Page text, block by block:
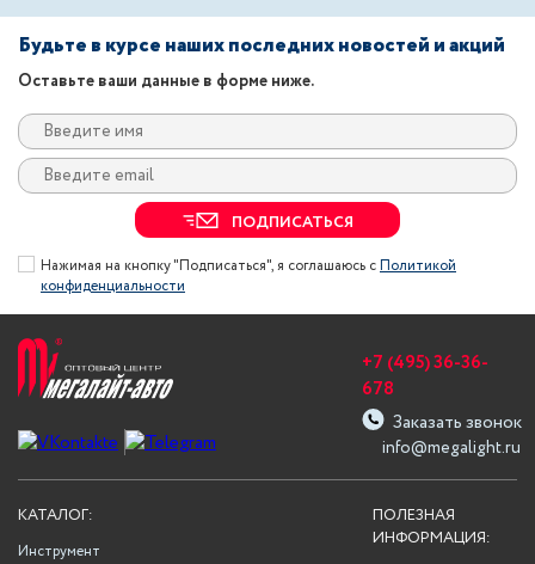
Будьте в курсе наших последних новостей и акций
Оставьте ваши данные в форме ниже.
ПОДПИСАТЬСЯ
Нажимая на кнопку "Подписаться", я соглашаюсь сПолитикой
конфиденциальности
info@megalight.ru
+7 (495) 36-36-
678
Заказать звонок
ПОЛЕЗНАЯ
ИНФОРМАЦИЯ:
КАТАЛОГ:
Инструмент